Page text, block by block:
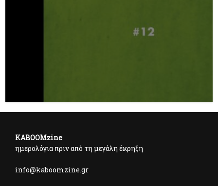
KABOOMzine
ημερολόγια πριν από τη μεγάλη έκρηξη
info@kaboomzine.gr